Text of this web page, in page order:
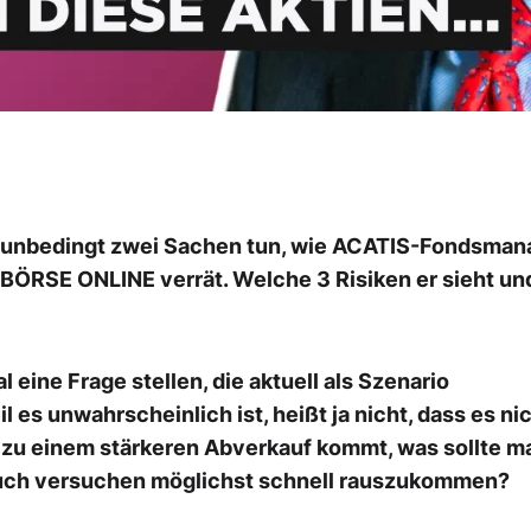
zwei Sachen tun, wie ACATIS-
ONLINE verrät. Welche 3 Risiken er sieht
eine Frage stellen, die aktuell als Szenario
es unwahrscheinlich ist, heißt ja nicht, dass es
einem stärkeren Abverkauf kommt, was sollte
versuchen möglichst schnell rauszukommen?